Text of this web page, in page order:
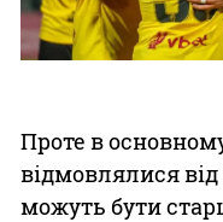
Проте в
відмовлялися від
можуть бути